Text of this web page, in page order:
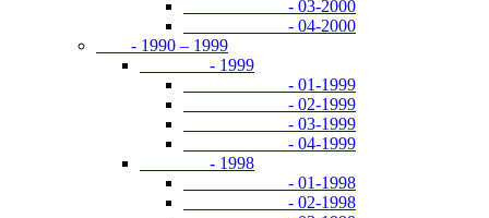
- 03-2000
- 04-2000
- 1990 – 1999
- 1999
- 01-1999
- 02-1999
- 03-1999
- 04-1999
- 1998
- 01-1998
- 02-1998